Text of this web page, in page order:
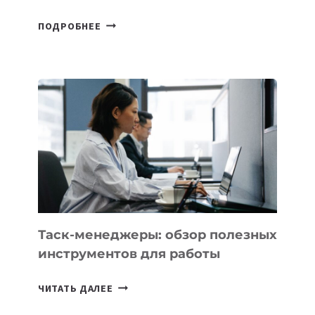
ПОДРОБНЕЕ В
НОВЫЕ
ПРЕДМЕТЫ
ПО
ИСКУССТВЕННОМУ
ИНТЕЛЛЕКТУ
Таск-менеджеры: обзор полезных
инструментов для работы
ЧИТАТЬ ДАЛЕЕ ТАСК-